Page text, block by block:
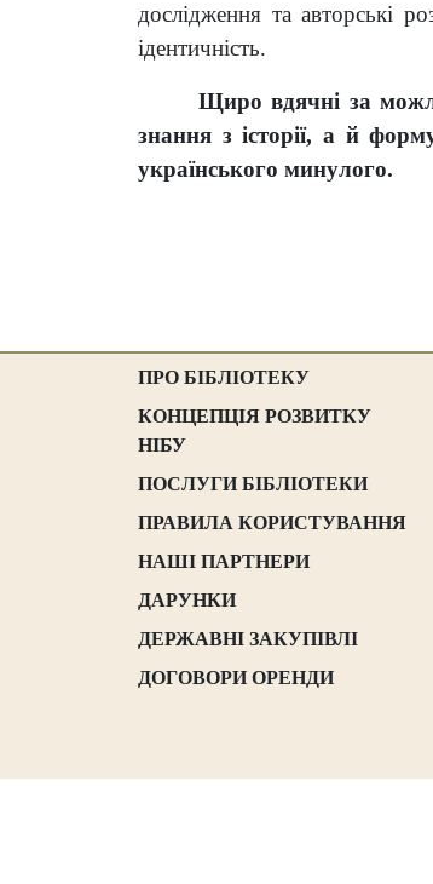
дослідження та авторські
ідентичність.
Щиро вдячні за
знання з історії, а й
українського минулого.
ПРО БІБЛІОТЕКУ
КОНЦЕПЦІЯ РОЗВИТКУ
НІБУ
ПОСЛУГИ БІБЛІОТЕКИ
ПРАВИЛА КОРИСТУВАННЯ
НАШІ ПАРТНЕРИ
ДАРУНКИ
ДЕРЖАВНІ ЗАКУПІВЛІ
ДОГОВОРИ ОРЕНДИ